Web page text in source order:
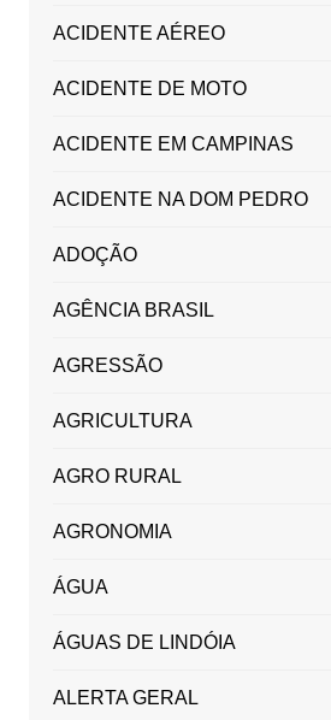
ACIDENTE AÉREO
ACIDENTE DE MOTO
ACIDENTE EM CAMPINAS
ACIDENTE NA DOM PEDRO
ADOÇÃO
AGÊNCIA BRASIL
AGRESSÃO
AGRICULTURA
AGRO RURAL
AGRONOMIA
ÁGUA
ÁGUAS DE LINDÓIA
ALERTA GERAL